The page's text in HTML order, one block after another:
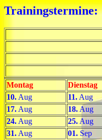
Trainingstermine:
Montag
Dienstag
10. Aug 11. Aug
17. Aug 18. Aug
24. Aug 25. Aug
31. Aug 01. Sep